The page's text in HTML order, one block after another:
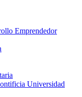
Emprendedor
Universidad